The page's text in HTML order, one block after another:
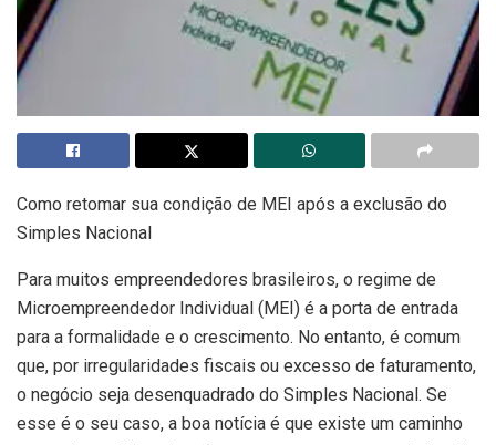
Como retomar sua condição de MEI após a exclusão do
Simples Nacional
Para muitos empreendedores brasileiros, o regime de
Microempreendedor Individual (MEI) é a porta de entrada
para a formalidade e o crescimento. No entanto, é comum
que, por irregularidades fiscais ou excesso de faturamento,
o negócio seja desenquadrado do Simples Nacional. Se
esse é o seu caso, a boa notícia é que existe um caminho